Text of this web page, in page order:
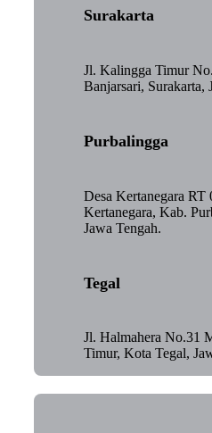
Surakarta
Jl. Kalingga Timur
Banjarsari, Surakarta,
Purbalingga
Desa Kertanegara RT
Kertanegara, Kab.
Jawa Tengah.
Tegal
Jl. Halmahera No.31
Timur, Kota Tegal,